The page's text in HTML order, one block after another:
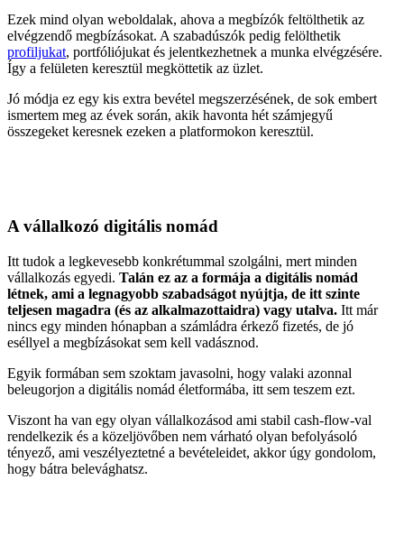
Ezek mind olyan weboldalak, ahova a megbízók feltölthetik az
elvégzendő megbízásokat. A szabadúszók pedig felölthetik
profiljukat, portfóliójukat és jelentkezhetnek a munka elvégzésére.
Így a felületen keresztül megköttetik az üzlet.
Jó módja ez egy kis extra bevétel megszerzésének, de sok embert
ismertem meg az évek során, akik havonta hét számjegyű
összegeket keresnek ezeken a platformokon keresztül.
A vállalkozó digitális nomád
Itt tudok a legkevesebb konkrétummal szolgálni, mert minden
vállalkozás egyedi. Talán ez az a formája a digitális nomád
létnek, ami a legnagyobb szabadságot nyújtja, de itt szinte
teljesen magadra (és az alkalmazottaidra) vagy utalva. Itt már
nincs egy minden hónapban a számládra érkező fizetés, de jó
eséllyel a megbízásokat sem kell vadásznod.
Egyik formában sem szoktam javasolni, hogy valaki azonnal
beleugorjon a digitális nomád életformába, itt sem teszem ezt.
Viszont ha van egy olyan vállalkozásod ami stabil cash-flow-val
rendelkezik és a közeljövőben nem várható olyan befolyásoló
tényező, ami veszélyeztetné a bevételeidet, akkor úgy gondolom,
hogy bátra belevághatsz.